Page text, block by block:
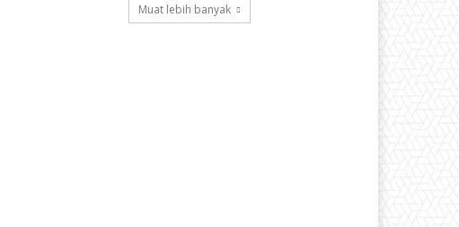
Muat lebih banyak